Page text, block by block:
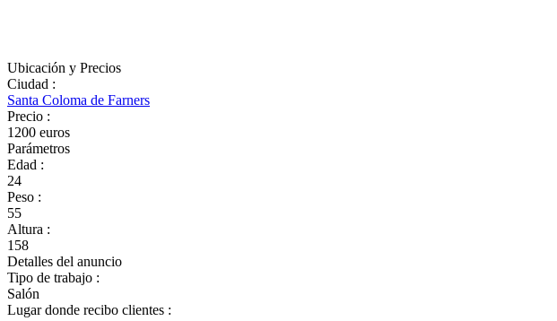
Ubicación y Precios
Ciudad :
Santa Coloma de Farners
Precio :
1200 euros
Parámetros
Edad :
24
Peso :
55
Altura :
158
Detalles del anuncio
Tipo de trabajo :
Salón
Lugar donde recibo clientes :